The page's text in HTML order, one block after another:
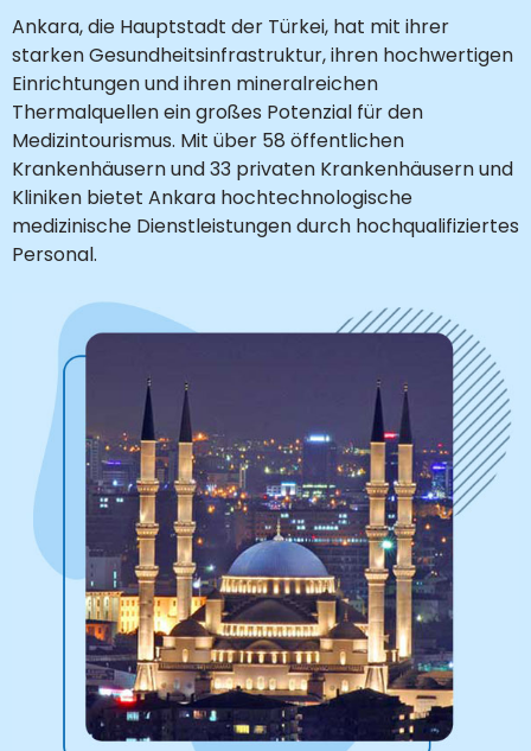
Ankara, die Hauptstadt der Türkei, hat mit ihrer
starken Gesundheitsinfrastruktur, ihren hochwertigen
Einrichtungen und ihren mineralreichen
Thermalquellen ein großes Potenzial für den
Medizintourismus. Mit über 58 öffentlichen
Krankenhäusern und 33 privaten Krankenhäusern und
Kliniken bietet Ankara hochtechnologische
medizinische Dienstleistungen durch hochqualifiziertes
Personal.